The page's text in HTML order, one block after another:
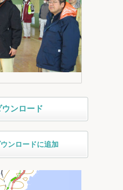
ウンロード
ンロードに追加